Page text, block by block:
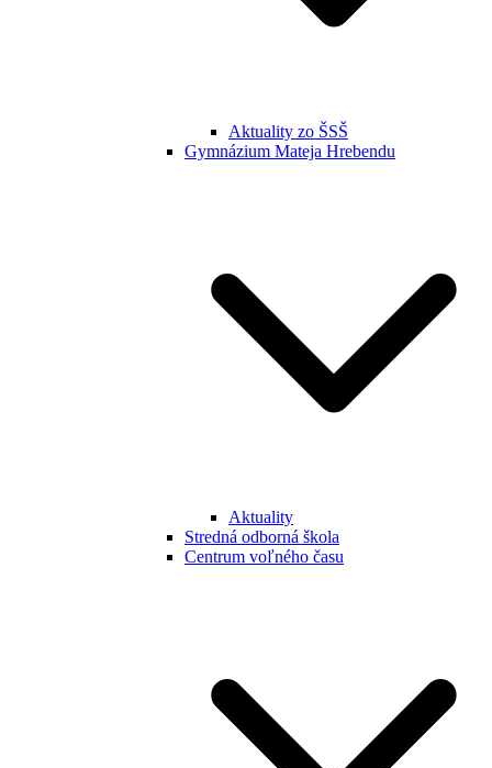
Aktuality zo ŠSŠ
Gymnázium Mateja Hrebendu
Aktuality
Stredná odborná škola
Centrum voľného času